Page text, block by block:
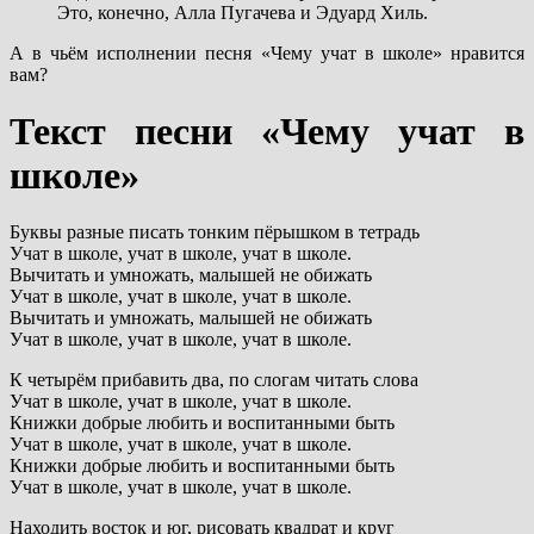
Это, конечно, Алла Пугачева и Эдуард Хиль.
А в чьём исполнении песня «Чему учат в школе» нравится
вам?
Текст песни «Чему учат в
школе»
Буквы разные писать тонким пёрышком в тетрадь
Учат в школе, учат в школе, учат в школе.
Вычитать и умножать, малышей не обижать
Учат в школе, учат в школе, учат в школе.
Вычитать и умножать, малышей не обижать
Учат в школе, учат в школе, учат в школе.
К четырём прибавить два, по слогам читать слова
Учат в школе, учат в школе, учат в школе.
Книжки добрые любить и воспитанными быть
Учат в школе, учат в школе, учат в школе.
Книжки добрые любить и воспитанными быть
Учат в школе, учат в школе, учат в школе.
Находить восток и юг, рисовать квадрат и круг